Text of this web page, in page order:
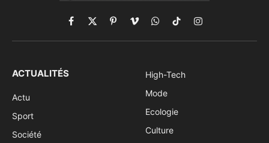
Facebook
X
(Twitter)
PinterestVimeoWhatsApp
TikTokInstagram
ACTUALITÉS
Actu
Sport
Société
High-Tech
Mode
Ecologie
Culture